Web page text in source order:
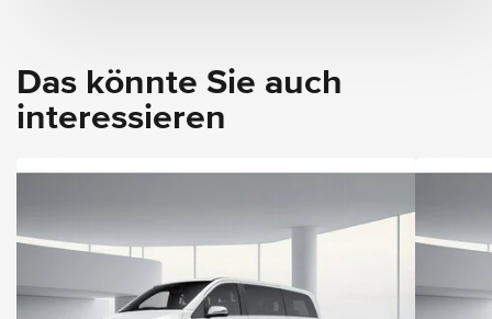
Das könnte Sie auch
interessieren